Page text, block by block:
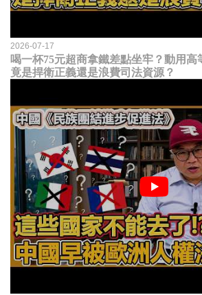
2026-07-17
喝一杯75元超商拿鐵差點坐牢？動用
竟是捍衛正義還是浪費司法資源？